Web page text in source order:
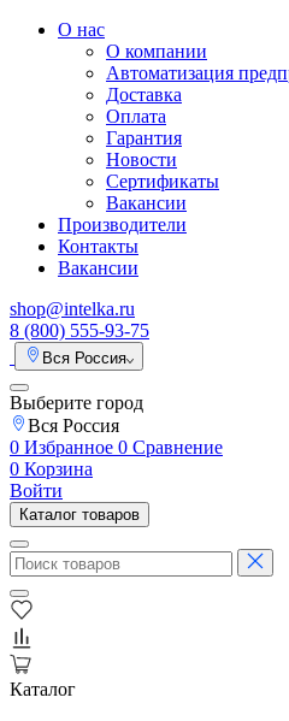
О нас
О компании
Автоматизация
Доставка
Оплата
Гарантия
Новости
Сертификаты
Вакансии
Производители
Контакты
Вакансии
shop@intelka.ru
8 (800) 555-93-75
Вся Россия
Выберите город
Вся Россия
0 Избранное 0 Сравнение
0 Корзина
Войти
Каталог товаров
Каталог